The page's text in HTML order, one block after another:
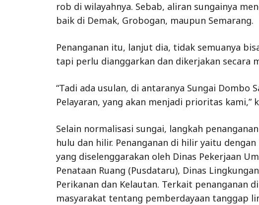
rob di wilayahnya. Sebab, aliran sungainya
baik di Demak, Grobogan, maupun Semarang.
Penanganan itu, lanjut dia, tidak semuanya
tapi perlu dianggarkan dan dikerjakan secara
“Tadi ada usulan, di antaranya Sungai Dombo
Pelayaran, yang akan menjadi prioritas kami,”
Selain normalisasi sungai, langkah
hulu dan hilir. Penanganan di hilir yaitu
yang diselenggarakan oleh Dinas Pekerjaan
Penataan Ruang (Pusdataru), Dinas
Perikanan dan Kelautan. Terkait penanganan
masyarakat tentang pemberdayaan tanggap